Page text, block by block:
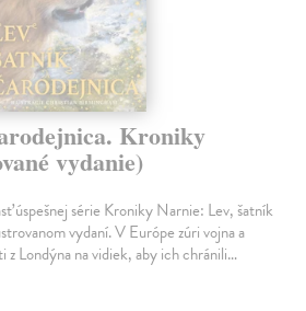
Kroniky
vydanie)
úspešnej série Kroniky Narnie: Lev, šatník
vydaní. V Európe zúri vojna a
z Londýna na vidiek, aby ich chránili…